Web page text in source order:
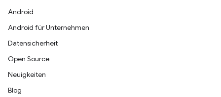
Android
Android für Unternehmen
Datensicherheit
Open Source
Neuigkeiten
Blog